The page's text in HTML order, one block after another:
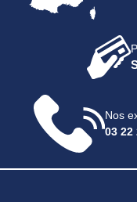
Nos
03 22